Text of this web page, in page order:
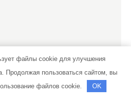
файлы cookie для улучшения
Продолжая пользоваться сайтом, вы
файлов cookie.
OK